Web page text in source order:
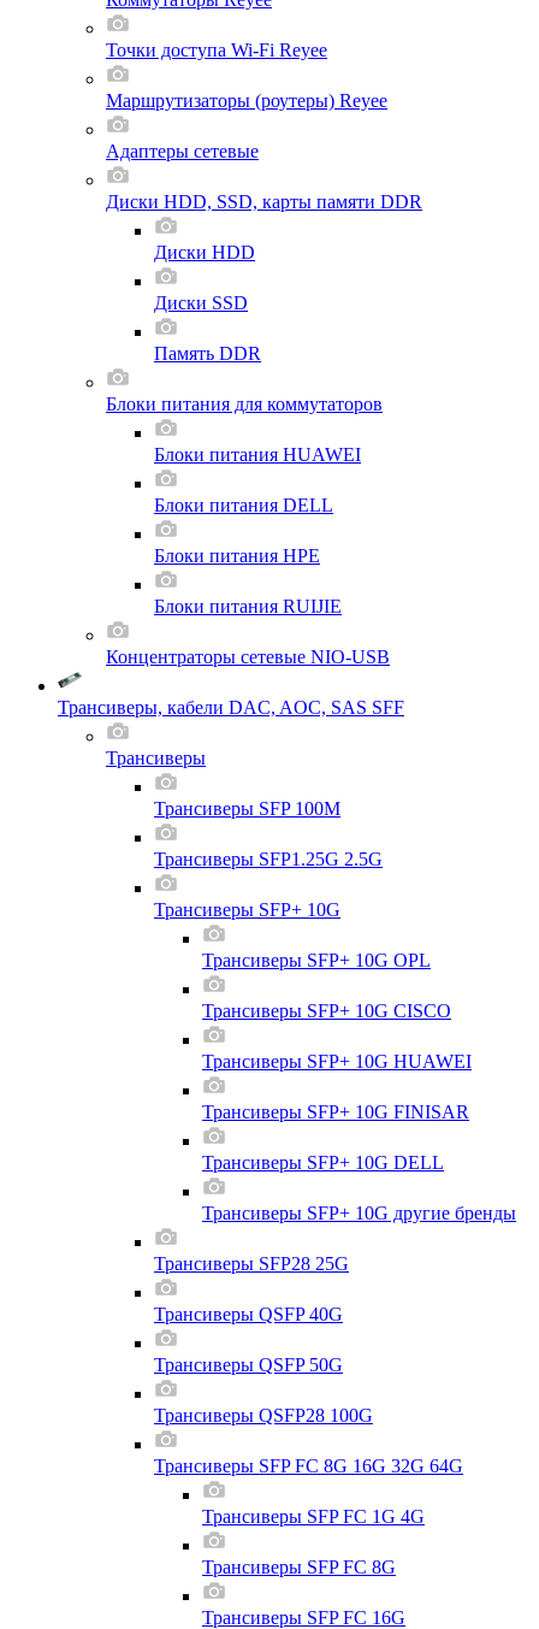
Точки доступа Wi-Fi Reyee
Маршрутизаторы (роутеры) Reyee
Адаптеры сетевые
Диски HDD, SSD, карты памяти DDR
Диски HDD
Диски SSD
Память DDR
Блоки питания для коммутаторов
Блоки питания HUAWEI
Блоки питания DELL
Блоки питания HPE
Блоки питания RUIJIE
Концентраторы сетевые NIO-USB
Трансиверы, кабели DAC, AOC, SAS SFF
Трансиверы
Трансиверы SFP 100M
Трансиверы SFP1.25G 2.5G
Трансиверы SFP+ 10G
Трансиверы SFP+ 10G OPL
Трансиверы SFP+ 10G CISCO
Трансиверы SFP+ 10G HUAWEI
Трансиверы SFP+ 10G FINISAR
Трансиверы SFP+ 10G DELL
Трансиверы SFP+ 10G другие бренды
Трансиверы SFP28 25G
Трансиверы QSFP 40G
Трансиверы QSFP 50G
Трансиверы QSFP28 100G
Трансиверы SFP FC 8G 16G 32G 64G
Трансиверы SFP FC 1G 4G
Трансиверы SFP FC 8G
Трансиверы SFP FC 16G